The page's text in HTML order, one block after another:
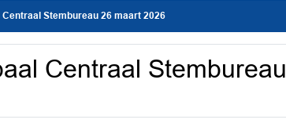
Stembureau 26 maart 2026
Centraal Stembureau